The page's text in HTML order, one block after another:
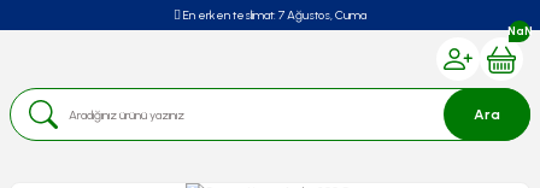
En erken teslimat: 7 Ağustos, Cuma
Ara
NaN